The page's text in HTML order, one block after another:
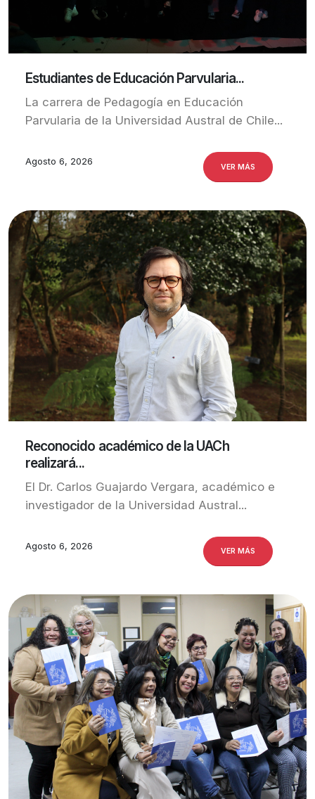
Estudiantes de Educación Parvularia...
La carrera de Pedagogía en Educación
Parvularia de la Universidad Austral de Chile...
Agosto 6, 2026
VER MÁS
Reconocido académico de la UACh
realizará...
El Dr. Carlos Guajardo Vergara, académico e
investigador de la Universidad Austral...
Agosto 6, 2026
VER MÁS